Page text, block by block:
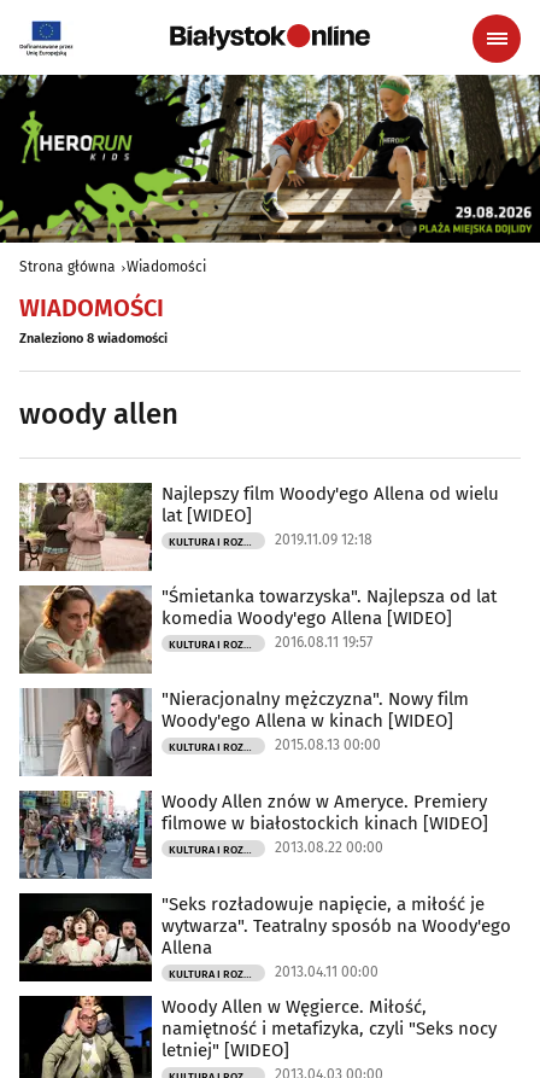
Strona główna Wiadomości
WIADOMOŚCI
Znaleziono 8 wiadomości
woody allen
Najlepszy film Woody'ego Allena od wielu
lat [WIDEO]
2019.11.09 12:18
"Śmietanka towarzyska". Najlepsza od lat
komedia Woody'ego Allena [WIDEO]
2016.08.11 19:57
"Nieracjonalny mężczyzna". Nowy film
Woody'ego Allena w kinach [WIDEO]
2015.08.13 00:00
Woody Allen znów w Ameryce. Premiery
filmowe w białostockich kinach [WIDEO]
2013.08.22 00:00
"Seks rozładowuje napięcie, a miłość je
wytwarza". Teatralny sposób na Woody'ego
Allena
2013.04.11 00:00
Woody Allen w Węgierce. Miłość,
namiętność i metafizyka, czyli "Seks nocy
letniej" [WIDEO]
2013.04.03 00:00